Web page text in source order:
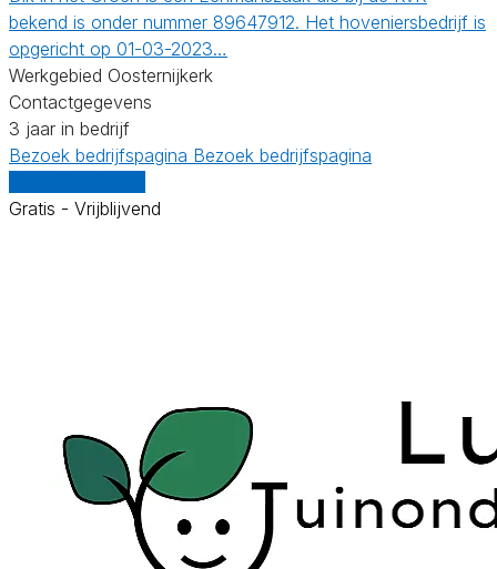
bekend is onder nummer 89647912. Het hoveniersbedrijf is
opgericht op 01-03-2023…
Werkgebied Oosternijkerk
Contactgegevens
3 jaar in bedrijf
Bezoek bedrijfspagina Bezoek bedrijfspagina
Gratis - Vrijblijvend